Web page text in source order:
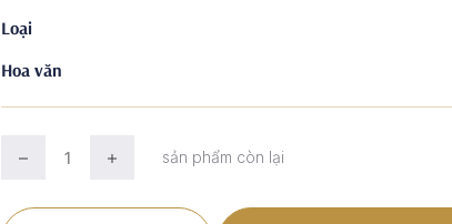
Loại
Hoa văn
sản phẩm còn lại